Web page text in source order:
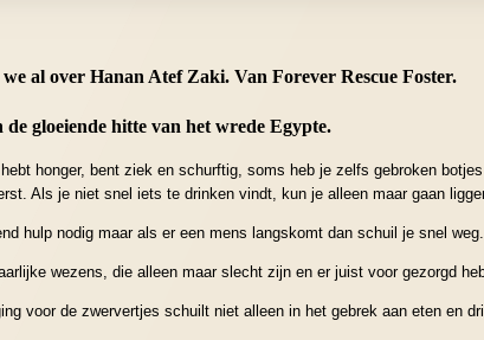
al over Hanan Atef Zaki. Van Forever Rescue Foster.
de gloeiende hitte van het wrede Egypte.
honger, bent ziek en schurftig, soms heb je zelfs gebroken
Als je niet snel iets te drinken vindt, kun je alleen maar gaan
hulp nodig maar als er een mens langskomt dan schuil je snel
wezens, die alleen maar slecht zijn en er juist voor gezorgd
voor de zwervertjes schuilt niet alleen in het gebrek aan eten en